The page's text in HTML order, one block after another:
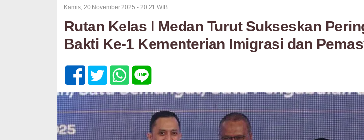
Kamis, 20 November 2025 - 20:21 WIB
Rutan Kelas I Medan Turut Sukseskan
Bakti Ke-1 Kementerian Imigrasi dan